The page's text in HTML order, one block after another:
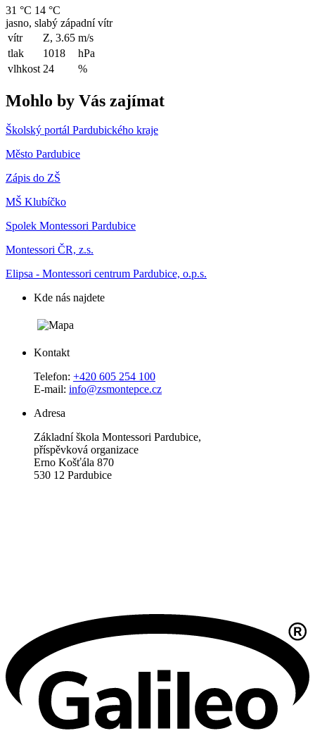
31 °C 14 °C
jasno, slabý západní vítr
vítr
Z, 3.65 m/s
tlak
1018
hPa
vlhkost 24 %
Mohlo by Vás zajímat
Školský portál Pardubického kraje
Město Pardubice
Zápis do ZŠ
MŠ Klubíčko
Spolek Montessori Pardubice
Montessori ČR, z.s.
Elipsa - Montessori centrum Pardubice, o.p.s.
Kde nás najdete
Kontakt
Telefon: +420 605 254 100
E-mail: info@zsmontepce.cz
Adresa
Základní škola Montessori Pardubice,
příspěvková organizace
Erno Košťála 870
530 12 Pardubice